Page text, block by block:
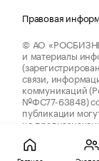
Правовая
© АО
и материалы
связи,
коммуникаций
№ФС77-63848)
публикации
не
до 18 лет.